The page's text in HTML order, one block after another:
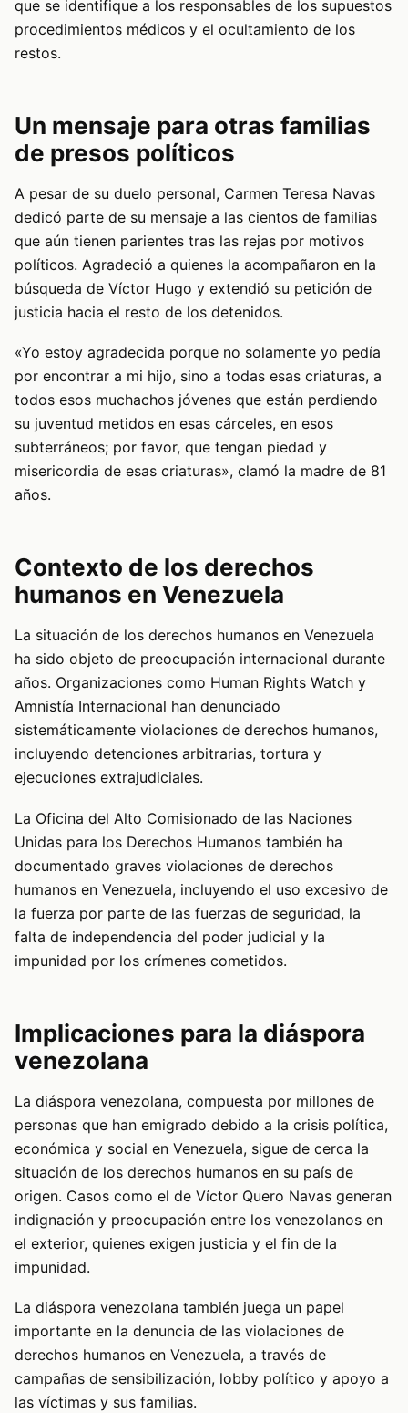
que se identifique a los responsables de los supuestos
procedimientos médicos y el ocultamiento de los
restos.
Un mensaje para otras familias
de presos políticos
A pesar de su duelo personal, Carmen Teresa Navas
dedicó parte de su mensaje a las cientos de familias
que aún tienen parientes tras las rejas por motivos
políticos. Agradeció a quienes la acompañaron en la
búsqueda de Víctor Hugo y extendió su petición de
justicia hacia el resto de los detenidos.
«Yo estoy agradecida porque no solamente yo pedía
por encontrar a mi hijo, sino a todas esas criaturas, a
todos esos muchachos jóvenes que están perdiendo
su juventud metidos en esas cárceles, en esos
subterráneos; por favor, que tengan piedad y
misericordia de esas criaturas», clamó la madre de 81
años.
Contexto de los derechos
humanos en Venezuela
La situación de los derechos humanos en Venezuela
ha sido objeto de preocupación internacional durante
años. Organizaciones como Human Rights Watch y
Amnistía Internacional han denunciado
sistemáticamente violaciones de derechos humanos,
incluyendo detenciones arbitrarias, tortura y
ejecuciones extrajudiciales.
La Oficina del Alto Comisionado de las Naciones
Unidas para los Derechos Humanos también ha
documentado graves violaciones de derechos
humanos en Venezuela, incluyendo el uso excesivo de
la fuerza por parte de las fuerzas de seguridad, la
falta de independencia del poder judicial y la
impunidad por los crímenes cometidos.
Implicaciones para la diáspora
venezolana
La diáspora venezolana, compuesta por millones de
personas que han emigrado debido a la crisis política,
económica y social en Venezuela, sigue de cerca la
situación de los derechos humanos en su país de
origen. Casos como el de Víctor Quero Navas generan
indignación y preocupación entre los venezolanos en
el exterior, quienes exigen justicia y el fin de la
impunidad.
La diáspora venezolana también juega un papel
importante en la denuncia de las violaciones de
derechos humanos en Venezuela, a través de
campañas de sensibilización, lobby político y apoyo a
las víctimas y sus familias.